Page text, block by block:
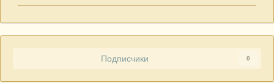
Подписчики 0